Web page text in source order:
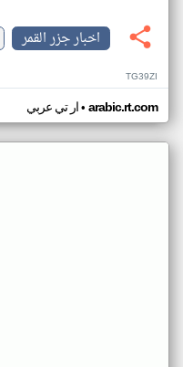
اخبار جزر القمر
TG39ZI
ار تي عربي• arabic.rt.com